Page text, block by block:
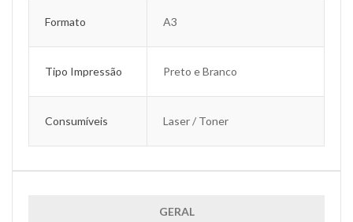
Formato A3
Tipo Impressão Preto e Branco
Consumíveis Laser / Toner
GERAL